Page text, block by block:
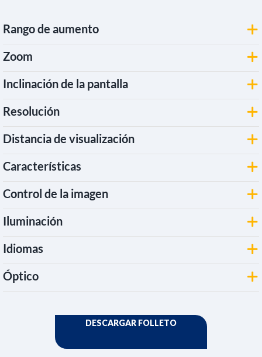
Rango de aumento
Zoom
Inclinación de la pantalla
Resolución
Distancia de visualización
Características
Control de la imagen
Iluminación
Idiomas
Óptico